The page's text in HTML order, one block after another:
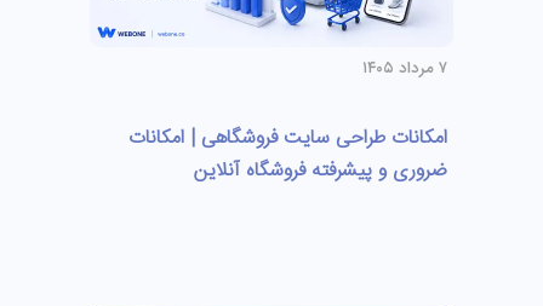
۷ مرداد ۱۴۰۵
امکانات طراحی سایت فروشگاهی | امکانات
ضروری و پیشرفته فروشگاه آنلاین